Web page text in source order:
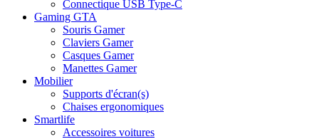
Connectique USB Type-C
Gaming GTA
Souris Gamer
Claviers Gamer
Casques Gamer
Manettes Gamer
Mobilier
Supports d'écran(s)
Chaises ergonomiques
Smartlife
Accessoires voitures